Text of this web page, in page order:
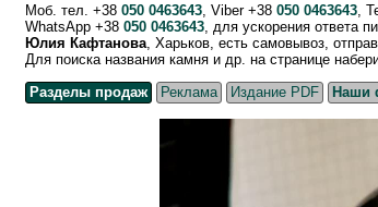
Моб. тел. +38 050 0463643 , Viber +38 050 0463643 ,
WhatsApp +38 050 0463643 , для ускорения ответа
Юлия Кафтанова , Харьков, есть самовывоз,
Для поиска названия камня и др. на странице
Разделы продаж Реклама Издание PDF Наши